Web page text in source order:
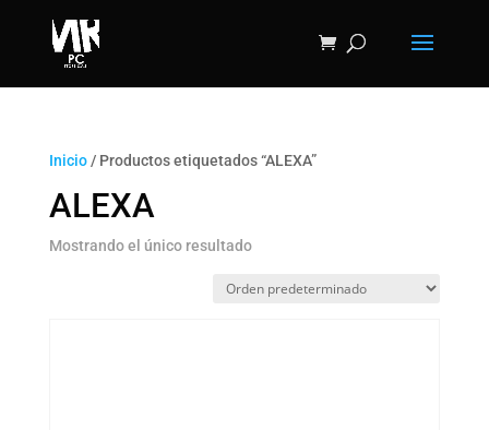
Inicio/ Productos etiquetados “ALEXA”
ALEXA
Mostrando el único resultado